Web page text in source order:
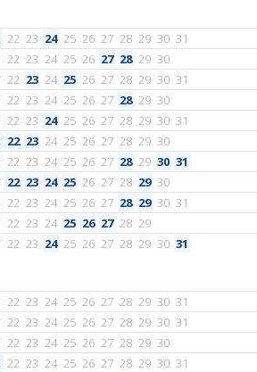
22 23 24 25 26 27 28 29 30 31
22 23 24 25 26 27 28 29 30
22 23 24 25 26 27 28 29 30 31
22 23 24 25 26 27 28 29 30
22 23 24 25 26 27 28 29 30 31
22 23 24 25 26 27 28 29 30
22 23 24 25 26 27 28 29 30 31
22 23 24 25 26 27 28 29 30
22 23 24 25 26 27 28 29 30 31
22 23 24 25 26 27 28 29
22 23 24 25 26 27 28 29 30 31
22 23 24 25 26 27 28 29 30 31
22 23 24 25 26 27 28 29 30 31
22 23 24 25 26 27 28 29 30
22 23 24 25 26 27 28 29 30 31